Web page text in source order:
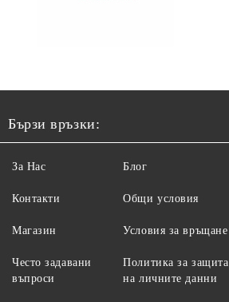
Бързи връзки:
За Нас
Контакти
Магазин
Често задавани
въпроси
Блог
Общи условия
Условия за връщане
Политика за защита
на личните данни